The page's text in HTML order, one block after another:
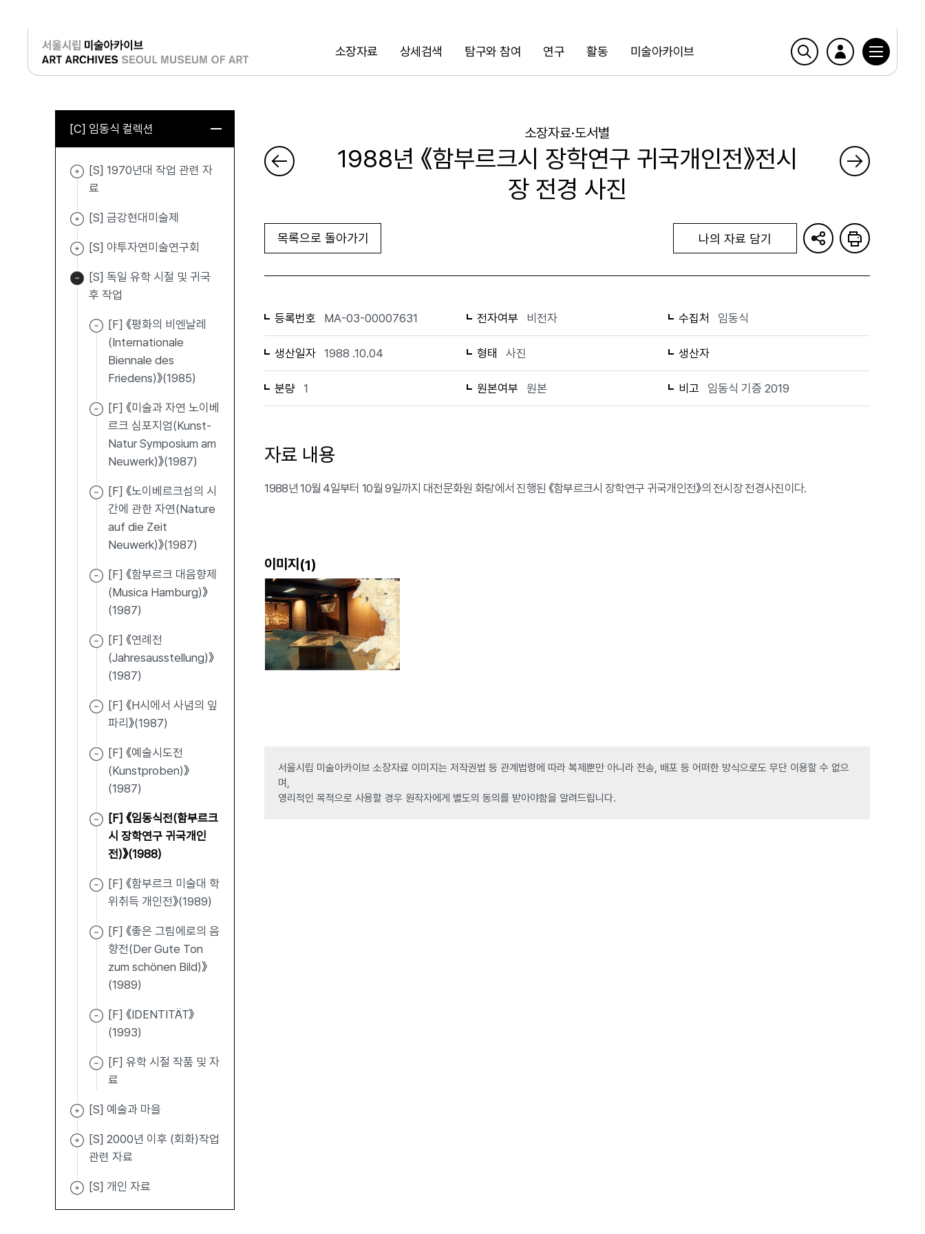
소장자료 상세검색 탐구와 참여 연구 활동 미술아카이브
검색
로그인
[C] 임동식 컬렉션
[S] 1970년대 작업 관련 자
료
[S] 금강현대미술제
[S] 야투자연미술연구회
[S] 독일 유학 시절 및 귀국
후 작업
[F] 《평화의 비엔날레
(Internationale
Biennale des
Friedens)》(1985)
[F] 《미술과 자연 노이베
르크 심포지엄(Kunst-
Natur Symposium am
Neuwerk)》(1987)
[F] 《노이베르크섬의 시
간에 관한 자연(Nature
auf die Zeit
Neuwerk)》(1987)
[F] 《함부르크 대음향제
(Musica Hamburg)》
(1987)
[F] 《연례전
(Jahresausstellung)》
(1987)
[F] 《H시에서 사념의 잎
파리》(1987)
[F] 《예술시도전
(Kunstproben)》
(1987)
[F] 《임동식전(함부르크
시 장학연구 귀국개인
전)》(1988)
[F] 《함부르크 미술대 학
위취득 개인전》(1989)
[F] 《좋은 그림에로의 음
향전(Der Gute Ton
zum schönen Bild)》
(1989)
[F] 《IDENTITÄT》
(1993)
[F] 유학 시절 작품 및 자
료
[S] 예술과 마을
[S] 2000년 이후 (회화)작업
관련 자료
[S] 개인 자료
소장자료·도서별
1988년 《함부르크시 장학연구 귀국개인전》전시
장 전경 사진
목록으로 돌아가기 나의 자료 담기
등록번호 MA-03-00007631 전자여부 비전자 수집처 임동식
생산일자 1988 .10.04 형태 사진 생산자
분량 1 원본여부 원본 비고 임동식 기증 2019
자료 내용
1988년 10월 4일부터 10월 9일까지 대전문화원 화랑에서 진행된 《함부르크시 장학연구 귀국개인전》의 전시장 전경사진이다.
이미지(1)
서울시립 미술아카이브 소장자료 이미지는 저작권법 등 관계법령에 따라 복제뿐만 아니라 전송, 배포 등 어떠한 방식으로도 무단 이용할 수 없으
며,
영리적인 목적으로 사용할 경우 원작자에게 별도의 동의를 받아야함을 알려드립니다.